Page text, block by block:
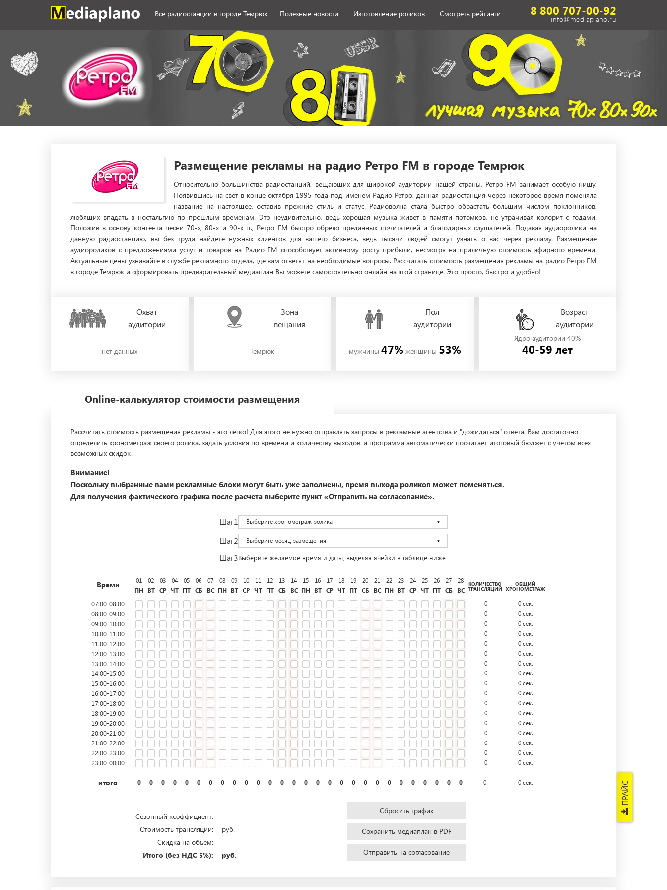
Все радиостанции в городе Темрюк Полезные новости Изготовление роликов Смотреть рейтинги 8 800 707-00-92
info@mediaplano.ru
Размещение рекламы на радио Ретро FM в городе Темрюк
Относительно большинства радиостанций, вещающих для широкой аудитории нашей страны, Ретро FM занимает особую нишу.
Появившись на свет в конце октября 1995 года под именем Радио Ретро, данная радиостанция через некоторое время поменяла
название на настоящее, оставив прежние стиль и статус. Радиоволна стала быстро обрастать большим числом поклонников,
любящих впадать в ностальгию по прошлым временам. Это неудивительно, ведь хорошая музыка живет в памяти потомков, не утрачивая колорит с годами.
Положив в основу контента песни 70-х, 80-х и 90-х гг., Ретро FM быстро обрело преданных почитателей и благодарных слушателей. Подавая аудиоролики на
данную радиостанцию, вы без труда найдете нужных клиентов для вашего бизнеса, ведь тысячи людей смогут узнать о вас через рекламу. Размещение
аудиороликов с предложениями услуг и товаров на Радио FM способствует активному росту прибыли, несмотря на приличную стоимость эфирного времени.
Актуальные цены узнавайте в службе рекламного отдела, где вам ответят на необходимые вопросы. Рассчитать стоимость размещения рекламы на радио Ретро FM
в городе Темрюк и сформировать предварительный медиаплан Вы можете самостоятельно онлайн на этой странице. Это просто, быстро и удобно!
Охват
аудитории
нет данных
Зона
вещания
Темрюк
Пол
аудитории
мужчины 47% женщины 53%
Возраст
аудитории
Ядро аудитории 40%
40-59 лет
ПРАЙС
Online-калькулятор стоимости размещения
Рассчитать стоимость размещения рекламы - это легко! Для этого не нужно отправлять запросы в рекламные агентства и "дожидаться" ответа. Вам достаточно
определить хронометраж своего ролика, задать условия по времени и количеству выходов, а программа автоматически посчитает итоговый бюджет с учетом всех
возможных скидок.
Внимание!
Поскольку выбранные вами рекламные блоки могут быть уже заполнены, время выхода роликов может поменяться.
Для получения фактического графика после расчета выберите пункт «Отправить на согласование».
Шаг1 Выберите хронометраж ролика
Шаг2 Выберите месяц размещения
Шаг3Выберите желаемое время и даты, выделяя ячейки в таблице ниже
Время
01
ПН
02
ВТ
03
СР
04
ЧТ
05
ПТ
06
СБ
07
ВС
08
ПН
09
ВТ
10
СР
11
ЧТ
12
ПТ
13
СБ
14
ВС
15
ПН
16
ВТ
17
СР
18
ЧТ
19
ПТ
20
СБ
21
ВС
22
ПН
23
ВТ
24
СР
25
ЧТ
26
ПТ
27
СБ
28
ВС
КОЛИЧЕСТВО
ТРАНСЛЯЦИЙ
ОБЩИЙ
ХРОНОМЕТРАЖ
07:00-08:00 0 0сек.
08:00-09:00 0 0сек.
09:00-10:00 0 0сек.
10:00-11:00 0 0сек.
11:00-12:00 0 0сек.
12:00-13:00 0 0сек.
13:00-14:00 0 0сек.
14:00-15:00 0 0сек.
15:00-16:00 0 0сек.
16:00-17:00 0 0сек.
17:00-18:00 0 0сек.
18:00-19:00 0 0сек.
19:00-20:00 0 0сек.
20:00-21:00 0 0сек.
21:00-22:00 0 0сек.
22:00-23:00 0 0сек.
23:00-00:00 0 0сек.
итого 0 0 0 0 0 0 0 0 0 0 0 0 0 0 0 0 0 0 0 0 0 0 0 0 0 0 0 0 0 0сек.
Сезонный коэффициент:
Стоимость трансляции:
руб.
Скидка на объем:
Итого (без НДС 5%):
руб.
Сбросить график
Сохранить медиаплан в PDF
Отправить на согласование